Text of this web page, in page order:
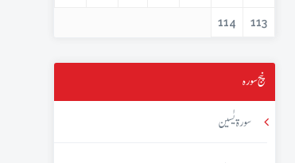
113
114
پنج سورہ
سورۃ یٰسین